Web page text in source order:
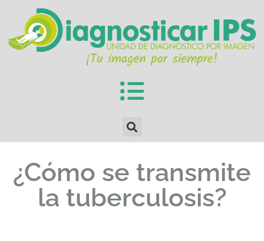
¿Cómo se transmite
la tuberculosis?